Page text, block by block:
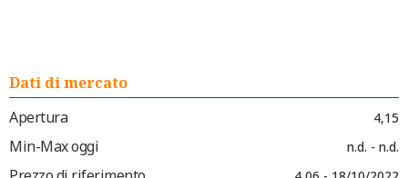
Dati di mercato
Apertura
4,15
Min-Max oggi n.d. - n.d.